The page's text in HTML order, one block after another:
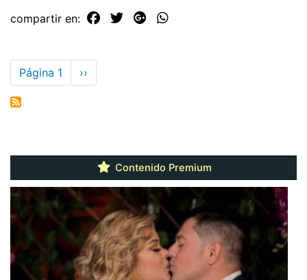
compartir en:
Paginación
Página 1
Siguiente
página
››
Contenido Premium